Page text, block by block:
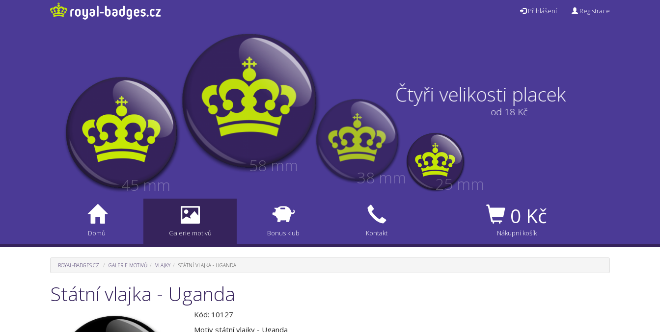
Přihlášení Registrace
25 mm
38 mm
45 mm
58 mm
Čtyři velikosti placek
od 18 Kč
Domů Galerie motivů Bonus klub Kontakt
0 Kč
Nákupní košík
ROYAL-BADGES.CZ GALERIE MOTIVŮ VLAJKY STÁTNÍ VLAJKA - UGANDA
Státní vlajka - Uganda
Kód: 10127
Motiv státní vlajky - Uganda